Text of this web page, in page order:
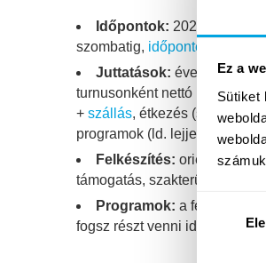
Ez a
Sütiket
Hozzájárulás
Időpontok: 2026. július
szombatig, időpontért kattints
Juttatások: évente
turnusonként nettó 135.000
+ szállás, étkezés (speciális
programok (ld. lejjebb) az
Felkészítés: orientációs
támogatás, szakterülettől
Programok: a februári
fogsz részt venni idén, ha